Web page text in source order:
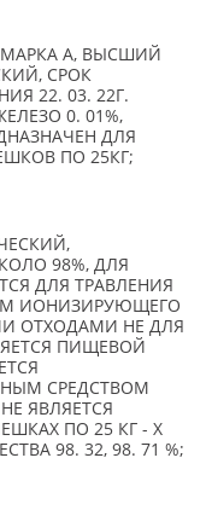
А, ВЫСШИЙ
СРОК
22. 03. 22Г.
0. 01%,
ДЛЯ
ПО 25КГ;
98%, ДЛЯ
ДЛЯ ТРАВЛЕНИЯ
ИОНИЗИРУЮЩЕГО
ОТХОДАМИ НЕ ДЛЯ
ПИЩЕВОЙ
СРЕДСТВОМ
ЯВЛЯЕТСЯ
ПО 25 КГ - X
98. 32, 98. 71 %;